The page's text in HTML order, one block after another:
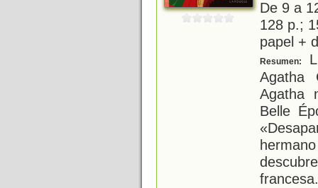
De 9 a
128 p.;
papel +
Resumen:
Agatha
Agatha
Belle